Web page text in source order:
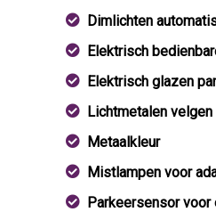
Dimlichten
Elektrisch
Elektrisch glazen
Lichtmetalen velgen
Metaalkleur
Mistlampen voor
Parkeersensor voor